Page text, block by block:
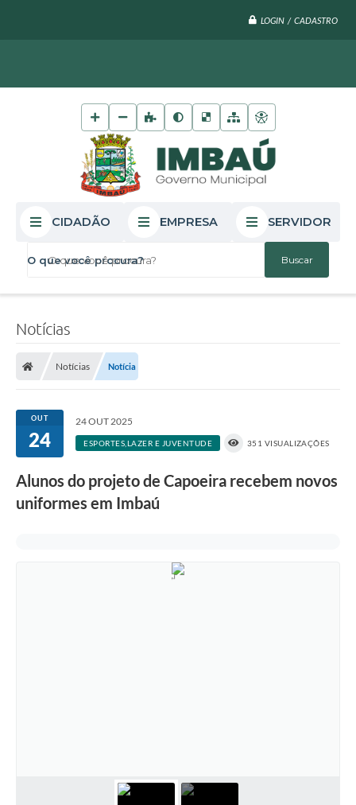
LOGIN / CADASTRO
O que você procura?
CIDADÃO EMPRESA SERVIDOR
Notícias
Notícias Notícia
OUT
24
24 OUT 2025
ESPORTES,LAZER E JUVENTUDE 351 VISUALIZAÇÕES
Alunos do projeto de Capoeira recebem novos
uniformes em Imbaú